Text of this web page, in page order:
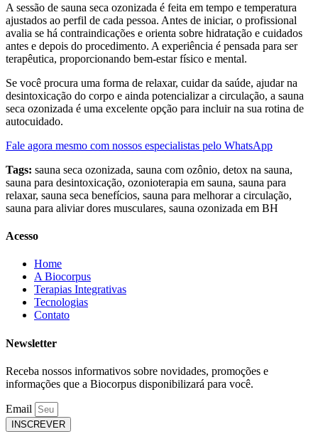
A sessão de sauna seca ozonizada é feita em tempo e temperatura
ajustados ao perfil de cada pessoa. Antes de iniciar, o profissional
avalia se há contraindicações e orienta sobre hidratação e cuidados
antes e depois do procedimento. A experiência é pensada para ser
terapêutica, proporcionando bem‑estar físico e mental.
Se você procura uma forma de relaxar, cuidar da saúde, ajudar na
desintoxicação do corpo e ainda potencializar a circulação, a sauna
seca ozonizada é uma excelente opção para incluir na sua rotina de
autocuidado.
Fale agora mesmo com nossos especialistas pelo WhatsApp
Tags: sauna seca ozonizada, sauna com ozônio, detox na sauna,
sauna para desintoxicação, ozonioterapia em sauna, sauna para
relaxar, sauna seca benefícios, sauna para melhorar a circulação,
sauna para aliviar dores musculares, sauna ozonizada em BH
Acesso
Home
A Biocorpus
Terapias Integrativas
Tecnologias
Contato
Newsletter
Receba nossos informativos sobre novidades, promoções e
informações que a Biocorpus disponibilizará para você.
Email
INSCREVER